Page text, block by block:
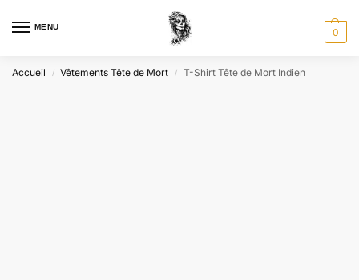
MENU 0
Accueil / Vêtements Tête de Mort / T-Shirt Tête de Mort Indien